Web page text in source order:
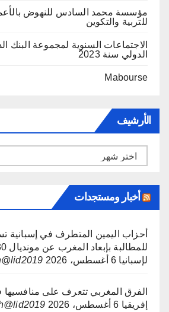
مؤسسة محمد السادس للنهوض
للتربية والتكوين
الاجتماعات السنوية لمجموعة البنك
الدولي سنة 2023
Mabourse
الأرشيف
الأرشيف
أخبار ومستجدات
أحزاب اليمين المتطرف في إسبانية
لإسبانيا 6 أغسطس، 2026
الفرق المغربي تتعرف على
إفريقيا 6 أغسطس، 2026